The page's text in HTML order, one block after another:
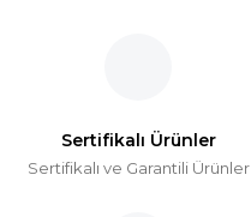
Sertifikalı Ürünler
Sertifikalı ve Garantili Ürünler